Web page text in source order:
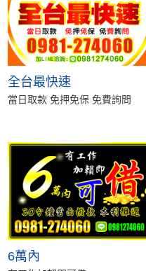
全台最快速
當日取款 免押免保 免費詢問
6萬內